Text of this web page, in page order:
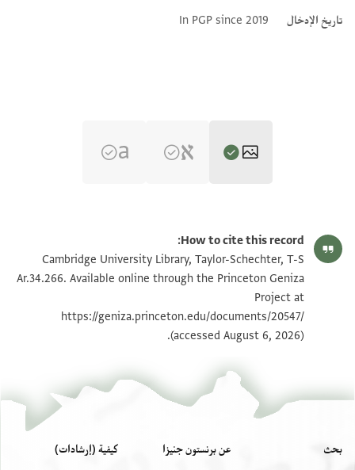
تاريخ الإدخال
In PGP since 2019
T-S Ar.34.266 1v تكبير و تدوير
بيان أذونات الصورة
How to cite this record:
Cambridge University Library, Taylor-Schechter, T-S
Ar.34.266. Available online through the Princeton Geniza
Project at
https://geniza.princeton.edu/documents/20547/
(accessed August 6, 2026).
بحث عن برنستون جنيزا كيفية (إرشادات)